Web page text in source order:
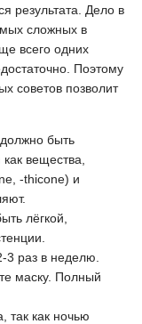
результата. Дело в
сложных в
всего одних
Поэтому
советов позволит
быть
вещества,
-thicone) и
лёгкой,
3 раз в неделю.
маску. Полный
так как ночью